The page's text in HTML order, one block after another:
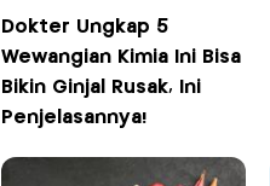
Dokter Ungkap 5
Wewangian Kimia Ini Bisa
Bikin Ginjal Rusak, Ini
Penjelasannya!